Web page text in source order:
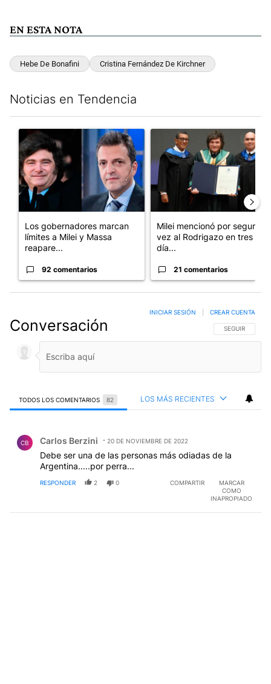
EN ESTA NOTA
Hebe De Bonafini Cristina Fernández De Kirchner
Noticias en Tendencia
Un artículo de tendencia con el título "Los gobernadores
Los gobernadores marcan
límites a Milei y Massa
reapare...
92 comentarios
Un artículo de tendencia
Milei mencionó por segunda
vez al Rodrigazo en tres
día...
21 comentarios
Conversación SIGA ESTA
SEGUIR
INICIAR SESIÓN CREAR CUENTA
TODOS LOS COMENTARIOS 82 LOS MÁS RECIENTES
CB Carlos Berzini 20 DE NOVIEMBRE DE 2022
Debe ser una de las personas más odiadas de la
Argentina.....por perra...
RESPONDER 2 0 COMPARTIR
MARCAR
COMO
INAPROPIADO